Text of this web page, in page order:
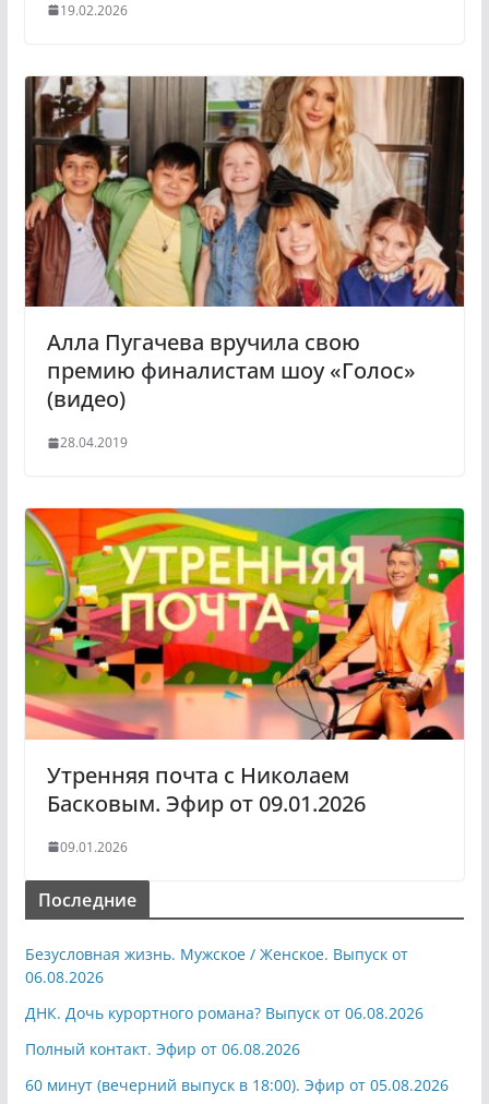
19.02.2026
Алла Пугачева вручила свою
премию финалистам шоу «Голос»
(видео)
28.04.2019
Утренняя почта с Николаем
Басковым. Эфир от 09.01.2026
09.01.2026
Последние
Безусловная жизнь. Мужское / Женское. Выпуск от
06.08.2026
ДНК. Дочь курортного романа? Выпуск от 06.08.2026
Полный контакт. Эфир от 06.08.2026
60 минут (вечерний выпуск в 18:00). Эфир от 05.08.2026